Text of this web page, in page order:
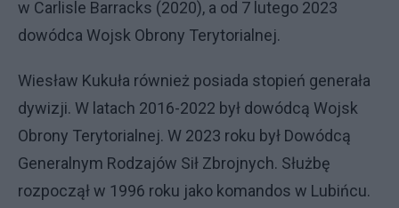
w Carlisle Barracks (2020), a od 7 lutego 2023
dowódca Wojsk Obrony Terytorialnej.
Wiesław Kukuła również posiada stopień generała
dywizji. W latach 2016-2022 był dowódcą Wojsk
Obrony Terytorialnej. W 2023 roku był Dowódcą
Generalnym Rodzajów Sił Zbrojnych. Służbę
rozpoczął w 1996 roku jako komandos w Lubińcu.